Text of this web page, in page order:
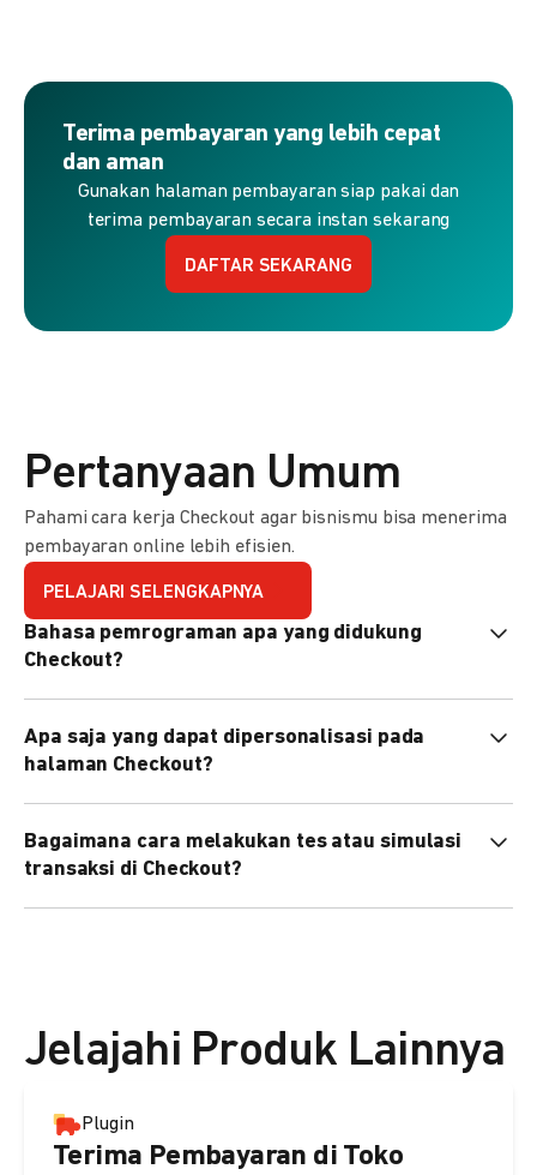
Terima pembayaran yang lebih cepat
dan aman
Gunakan halaman pembayaran siap pakai dan
terima pembayaran secara instan sekarang
DAFTAR SEKARANG
Pertanyaan Umum
Pahami cara kerja Checkout agar bisnismu bisa menerima
pembayaran online lebih efisien.
PELAJARI SELENGKAPNYA
Bahasa pemrograman apa yang didukung
Checkout?
PHP, Node.js, Go, dll).
Apa saja yang dapat dipersonalisasi pada
halaman Checkout?
preferensi bahasa, dan urutan metode pembayaran sesuai
kebutuhan brand Anda.
Bagaimana cara melakukan tes atau simulasi
transaksi di Checkout?
Jelajahi Produk Lainnya
Plugin
Terima Pembayaran di Toko